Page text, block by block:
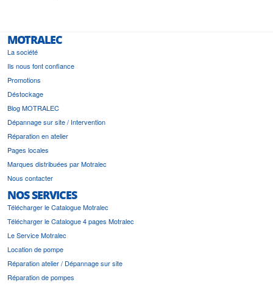
MOTRALEC
La société
Ils nous font confiance
Promotions
Déstockage
Blog MOTRALEC
Dépannage sur site / Intervention
Réparation en atelier
Pages locales
Marques distribuées par Motralec
Nous contacter
NOS SERVICES
Télécharger le Catalogue Motralec
Télécharger le Catalogue 4 pages Motralec
Le Service Motralec
Location de pompe
Réparation atelier / Dépannage sur site
Réparation de pompes